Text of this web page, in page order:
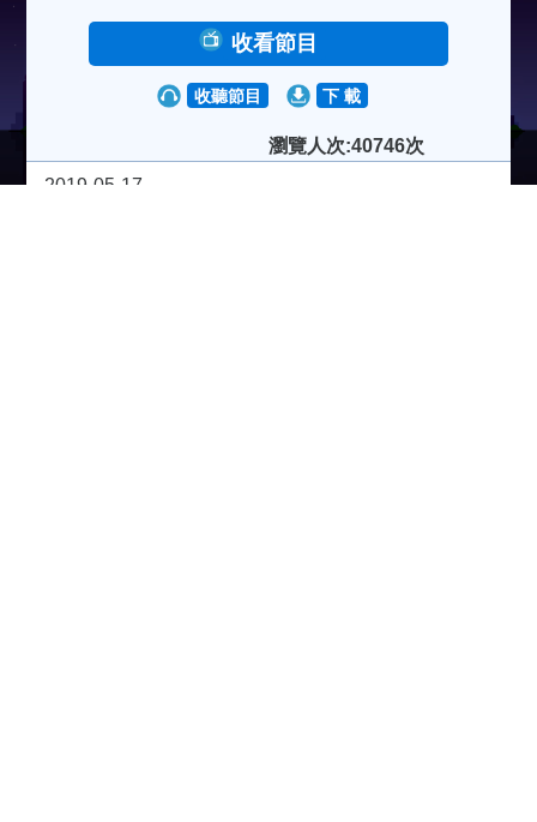
收看節目
收聽節目 下 載
瀏覽人次:40746次
2019-05-17